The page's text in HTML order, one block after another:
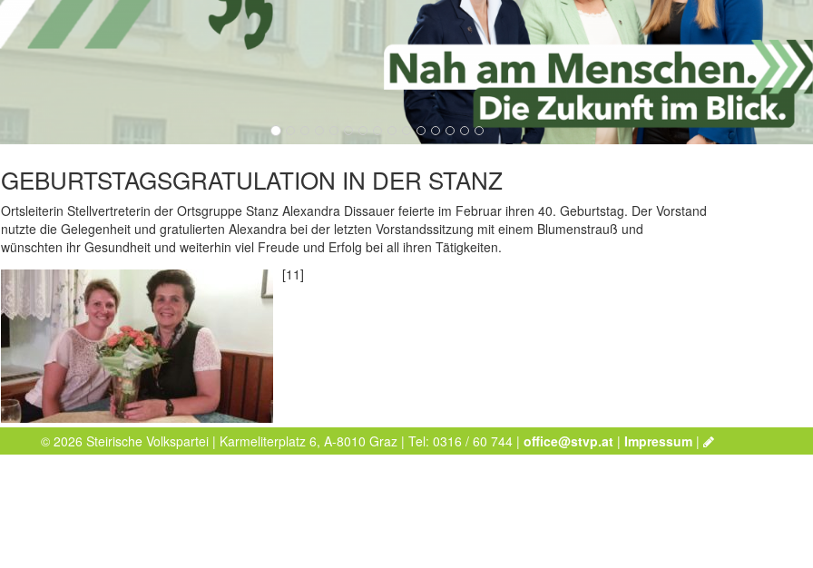
GEBURTSTAGSGRATULATION IN DER STANZ
Ortsleiterin Stellvertreterin der Ortsgruppe Stanz Alexandra Dissauer feierte im Februar ihren 40. Geburtstag. Der Vorstand
nutzte die Gelegenheit und gratulierten Alexandra bei der letzten Vorstandssitzung mit einem Blumenstrauß und
wünschten ihr Gesundheit und weiterhin viel Freude und Erfolg bei all ihren Tätigkeiten.
[11]
© 2026 Steirische Volkspartei | Karmeliterplatz 6, A-8010 Graz | Tel: 0316 / 60 744 |office@stvp.at |Impressum |